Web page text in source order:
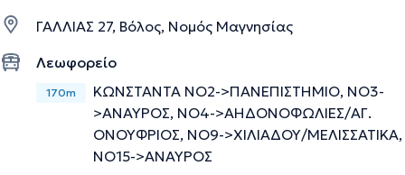
ΓΑΛΛΙΑΣ 27, Βόλος, Νομός Μαγνησίας
Λεωφορείο
170m
ΚΩΝΣΤΑΝΤΑ ΝΟ2->ΠΑΝΕΠΙΣΤΗΜΙΟ, ΝΟ3-
>ΑΝΑΥΡΟΣ, ΝΟ4->ΑΗΔΟΝΟΦΩΛΙΕΣ/ΑΓ.
ΟΝΟΥΦΡΙΟΣ, ΝΟ9->ΧΙΛΙΑΔΟΥ/ΜΕΛΙΣΣΑΤΙΚΑ,
ΝΟ15->ΑΝΑΥΡΟΣ